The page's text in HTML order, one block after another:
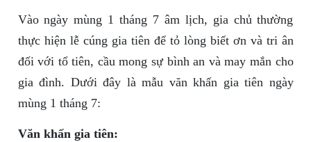
Vào ngày mùng 1 tháng 7 âm lịch, gia chủ thường
thực hiện lễ cúng gia tiên để tỏ lòng biết ơn và tri ân
đối với tổ tiên, cầu mong sự bình an và may mắn cho
gia đình. Dưới đây là mẫu văn khấn gia tiên ngày
mùng 1 tháng 7:
Văn khấn gia tiên: